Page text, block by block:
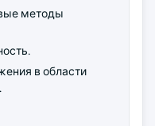
методы
в области